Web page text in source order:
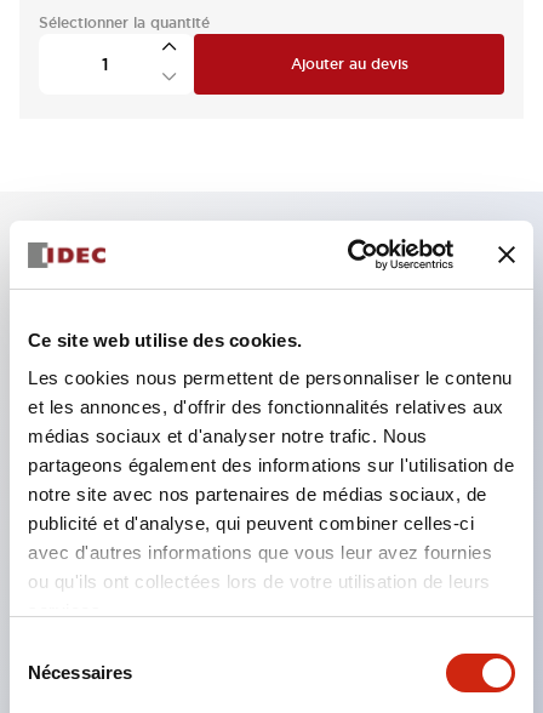
Ce site web utilise des cookies.
Les cookies nous permettent de personnaliser le contenu
et les annonces, d'offrir des fonctionnalités relatives aux
médias sociaux et d'analyser notre trafic. Nous
partageons également des informations sur l'utilisation de
notre site avec nos partenaires de médias sociaux, de
publicité et d'analyse, qui peuvent combiner celles-ci
avec d'autres informations que vous leur avez fournies
ou qu'ils ont collectées lors de votre utilisation de leurs
Nécessaires
Sélectionner la quantité
Ajouter au devis
Le type basse tension de l'unité d'éclairage (type 6
à 24 V) sera progressivement remplacé par un
modèle du nouveau catalogue à partir de janvier
2026.
Équipé d'un bloc de contact HW-U avec structure
de protection des doigts, borne à vis relevée et
protection conforme à IP20.
Il est désormais possible d'équiper une ampoule
d'utilisation du type direct peut aller jusqu'à 240 V.